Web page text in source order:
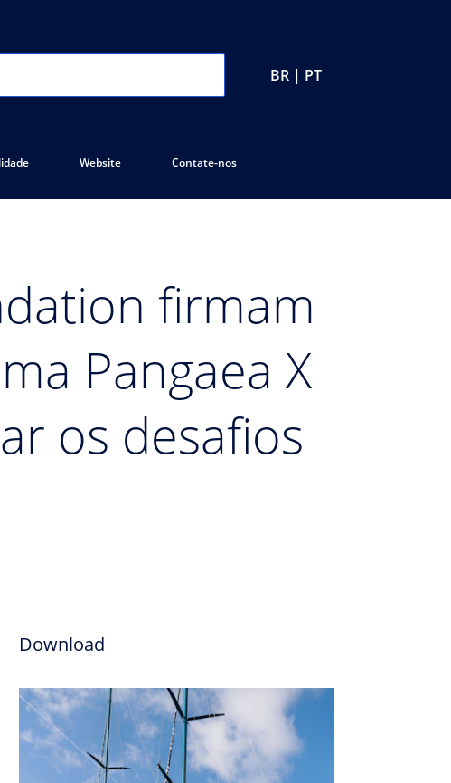
BR | PT
Website Contate-nos
firmam
Pangaea X
os desafios
Download